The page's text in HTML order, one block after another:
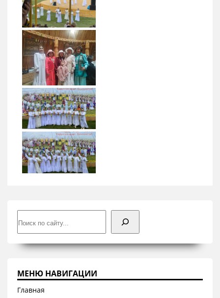
Поиск
МЕНЮ НАВИГАЦИИ
Главная